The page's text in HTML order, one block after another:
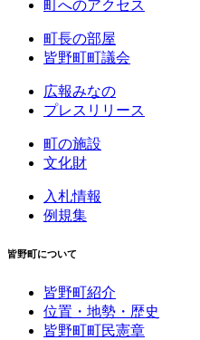
町へのアクセス
町長の部屋
皆野町町議会
広報みなの
プレスリリース
町の施設
文化財
入札情報
例規集
皆野町について
皆野町紹介
位置・地勢・歴史
皆野町町民憲章